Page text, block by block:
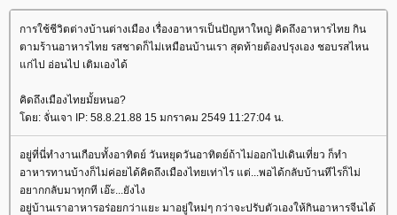
การใช้ชีวิตต่างบ้านต่างเมือง เรื่องอาหารเป็นปัญหาใหญ่ คิดถึงอาหารไทย กิน
ตามร้านอาหารไทย รสชาดก็ไม่เหมือนบ้านเรา สุดท้ายต้องปรุงเอง ชอบรสไหน
ก่ไป อ่อนไป เติมเองได้
คิดถึงเมืองไทยมั้ยหนอ?
ดย: จั่นเจา IP: 58.8.21.88 15 มกราคม 2549 11:27:04 น.
อยู่ที่นี่ทำงานเกือบทั้งอาทิตย์ วันหยุดวันอาทิตย์ถ้าไม่ออกไปเดินเที่ยว ก็ทำ
อาหารทานบ้างก็ไม่ค่อยได้คิดถึงเมืองไทยเท่าไร แต่...พอได้กลับบ้านทีไรก็ไม่
อยากกลับมาทุกที เอ๊ะ...ยังไง
อยู่บ้านเราอาหารอร่อยกว่าแยะ มาอยู่ใหม่ๆ กว่าจะปรับตัวเองให้กินอาหารจีนได้